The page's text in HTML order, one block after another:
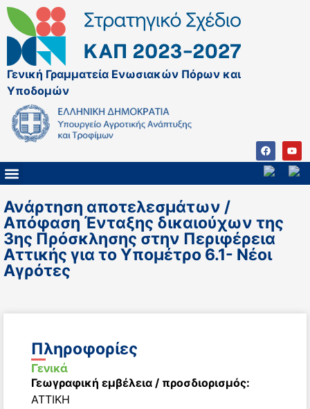
Γενική Γραμματεία Ενωσιακών Πόρων και
Υποδομών
Ανάρτηση αποτελεσμάτων /
Απόφαση Ένταξης δικαιούχων της
3ης Πρόσκλησης στην Περιφέρεια
Αττικής για το Υπομέτρο 6.1- Νέοι
Αγρότες
Πληροφορίες
Γενικά
Γεωγραφική εμβέλεια / προσδιορισμός:
ΑΤΤΙΚΗ